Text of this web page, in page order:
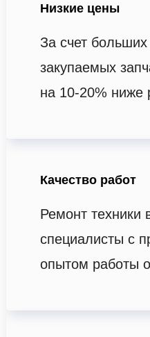
Низкие цены
За счет
закупаемых
на 10-20% ниже
Качество работ
Ремонт техники
специалисты с
опытом работы